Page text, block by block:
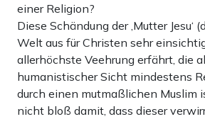
einer Religion?
Diese Schändung der ‚Mutter Jesu‘
Welt aus für Christen sehr
allerhöchste Veehrung erfährt, die
humanistischer Sicht mindestens
durch einen mutmaßlichen Muslim
nicht bloß damit, dass dieser